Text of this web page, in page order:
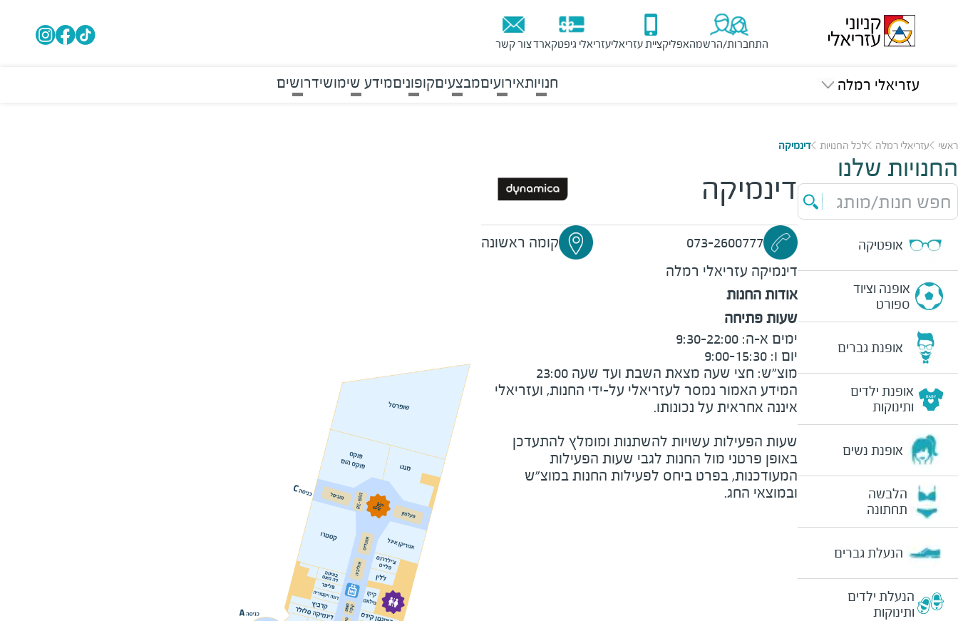
התחברות/הרשמהאפליקציית עזריאליעזריאלי גיפטקארדצור קשר
עזריאלי רמלה חנויותאירועיםמבצעיםקופוניםמידע שימושידרושים
ראשי עזריאלי רמלה לכל החנויות דינמיקה
החנויות שלנו
חפש חנות/מותג
אופטיקה
אופנה וציוד
ספורט
אופנת גברים
אופנת ילדים
ותינוקות
אופנת נשים
הלבשה
תחתונה
הנעלת גברים
הנעלת ילדים
ותינוקות
דינמיקה
073-2600777
קומה ראשונה
דינמיקה עזריאלי רמלה
אודות החנות
שעות פתיחה
מוצ״ש: חצי שעה מצאת השבת ועד שעה 23:00
המידע האמור נמסר לעזריאלי על-ידי החנות, ועזריאלי
שעות הפעילות עשויות להשתנות ומומלץ להתעדכן
באופן פרטני מול החנות לגבי שעות הפעילות
המעודכנות, בפרט ביחס לפעילות החנות במוצ"ש
ובמוצאי החג.